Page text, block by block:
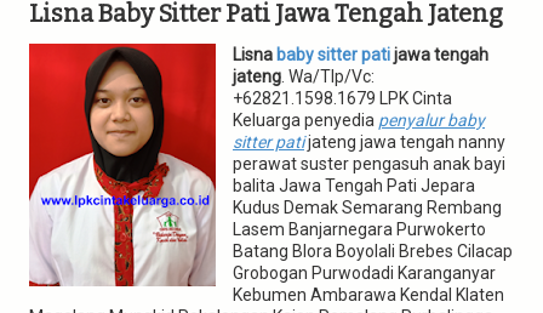
a
i
o
n
Lisna Baby Sitter Pati Jawa Tengah Jateng
Lisna baby sitter patijawa tengah
jateng . Wa/Tlp/Vc:
+62821.1598.1679 LPK Cinta
Keluarga penyedia penyalur baby
sitter patijateng jawa tengah nanny
perawat suster pengasuh anak bayi
balita Jawa Tengah Pati Jepara
Kudus Demak Semarang Rembang
Lasem Banjarnegara Purwokerto
Batang Blora Boyolali Brebes Cilacap
Grobogan Purwodadi Karanganyar
Kebumen Ambarawa Kendal Klaten